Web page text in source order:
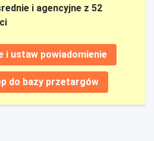
i agencyjne z 52
i ustaw powiadomienie
do bazy przetargów